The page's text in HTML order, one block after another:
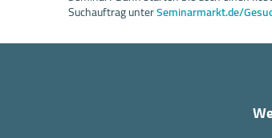
Suchauftrag unterSeminarmarkt.de/